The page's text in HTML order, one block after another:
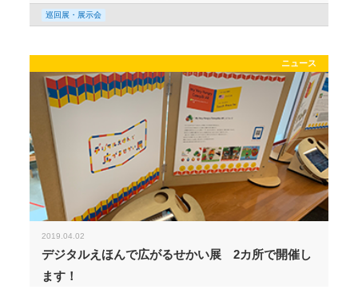
巡回展・展示会
ニュース
2019.04.02
デジタルえほんで広がるせかい展 2カ所で開催し
ます！